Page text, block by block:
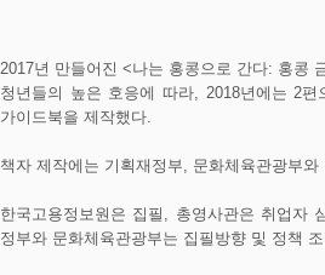
2017년 만들어진 <나는 홍콩으로 간다: 홍콩
청년들의 높은 호응에 따라, 2018년에는 2편
가이드북을 제작했다.
책자 제작에는 기획재정부, 문화체육관광부와
한국고용정보원은 집필, 총영사관은 취업자
정부와 문화체육관광부는 집필방향 및 정책